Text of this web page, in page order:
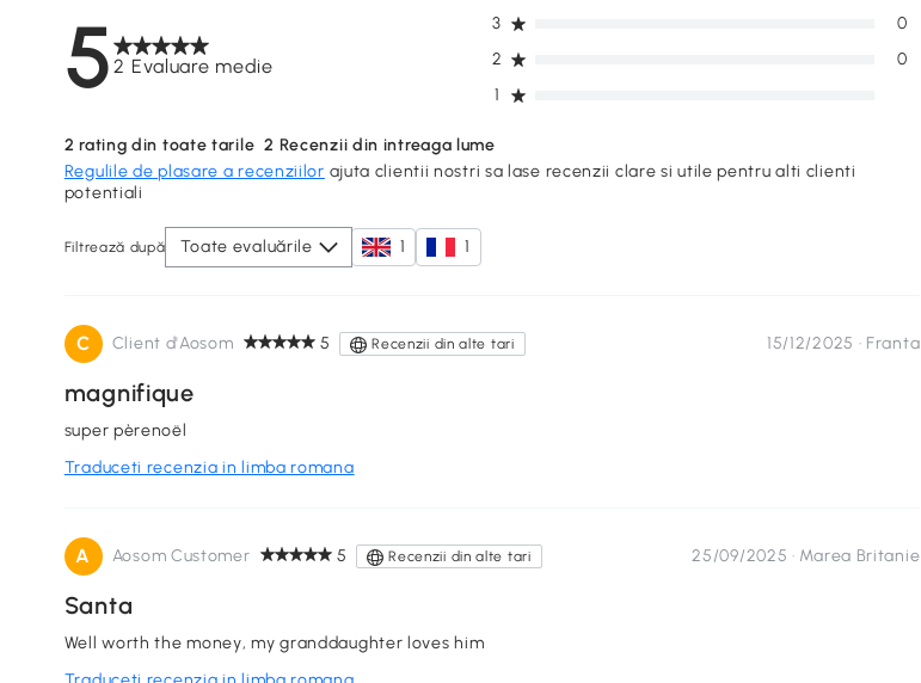
52 Evaluare medie
1
2 0
3 0
2 rating din toate tarile 2 Recenzii din intreaga lume
Regulile de plasare a recenziilor ajuta clientii nostri sa lase recenzii clare si utile pentru alti clienti
potentiali
Filtrează după Toate evaluările 1 1
C Client d'Aosom 5 Recenzii din alte tari 15/12/2025 · Franta
magnifique
super pèrenoël
Traduceti recenzia in limba romana
A Aosom Customer 5 Recenzii din alte tari 25/09/2025 · Marea Britanie
Santa
Well worth the money, my granddaughter loves him